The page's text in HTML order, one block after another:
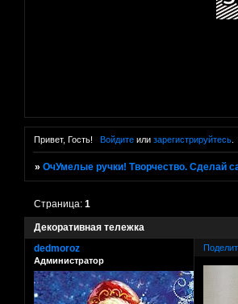
Привет, Гость! Войдитеили зарегистрируйтесь.
»ОчУмелые ручки! Творчество. Сделай
Декоративная тележка
Страница:1
dedmoroz
Администратор